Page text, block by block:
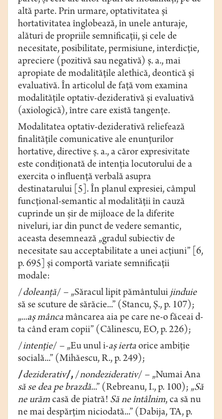
altă parte. Prin urmare, optativitatea și
hortativitatea înglobează, în unele anturaje,
alături de propriile semnificații, și cele de
necesitate, posibilitate, permisiune, interdicție,
apreciere (pozitivă sau negativă) ș. a., mai
apropiate de modalitățile alethică, deontică și
evaluativă. În articolul de față vom examina
modalităţile optativ-deziderativă şi evaluativă
(axiologică), între care există tangențe.
Modalitatea optativ-deziderativă reliefează
finalitățile comunicative ale enunțurilor
hortative, directive ș. a., a căror expresivitate
este condiționată de intenția locutorului de a
exercita o influență verbală asupra
destinatarului [5]. În planul expresiei, câmpul
funcțional-semantic al modalităţiiîn cauză
cuprinde un șir de mijloace de la diferite
niveluri, iar din punct de vedere semantic,
aceasta desemnează „gradul subiectiv de
necesitate sau acceptabilitate a unei acţiuni” [6,
p. 695] și comportă variate semnificaţii
modale:
/doleanță/ – „Săracul lipit pământuluijinduie
să se scuture de sărăcie...” (Stancu, Ș., p. 107);
„...aşmâncamâncarea aia pe care ne-o făceai d-
ta când eram copii” (Сălinescu, EO, p. 226);
/intenţie/ – „Eu unul i-aș ierta orice ambiție
socială...” (Mihăescu, R., p. 249);
/deziderativ/, /nondeziderativ/ – „Numai Ana
să se dea pe brazdă...” (Rebreanu, I., p. 100); „Să
ne urăm casă de piatră! Să ne întâlnim, ca să nu
ne mai despărțim niciodată...” (Dabija, TA, p.